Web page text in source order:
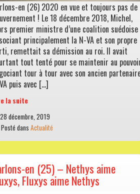
en (26) 2020 en vue et toujours pas de
! Le 18 décembre 2018, Michel,
premier ministre d’une coalition suédoise
principalement la N-VA et son propre
remettait sa démission au roi. Il avait
tout tenté pour se maintenir au
tour à tour avec son ancien
puis avec […]
la suite
28 décembre, 2019
Posté dans Actualité
en (25) – Nethys aime
Fluxys aime Nethys